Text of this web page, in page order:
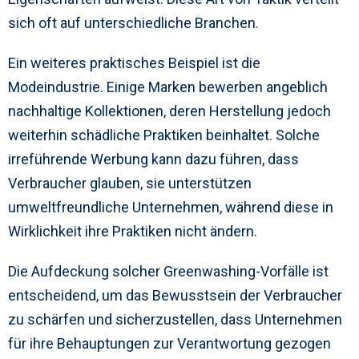
sich oft auf unterschiedliche Branchen.
Ein weiteres praktisches Beispiel ist die
Modeindustrie. Einige Marken bewerben angeblich
nachhaltige Kollektionen, deren Herstellung jedoch
weiterhin schädliche Praktiken beinhaltet. Solche
irreführende Werbung kann dazu führen, dass
Verbraucher glauben, sie unterstützen
umweltfreundliche Unternehmen, während diese in
Wirklichkeit ihre Praktiken nicht ändern.
Die Aufdeckung solcher Greenwashing-Vorfälle ist
entscheidend, um das Bewusstsein der Verbraucher
zu schärfen und sicherzustellen, dass Unternehmen
für ihre Behauptungen zur Verantwortung gezogen